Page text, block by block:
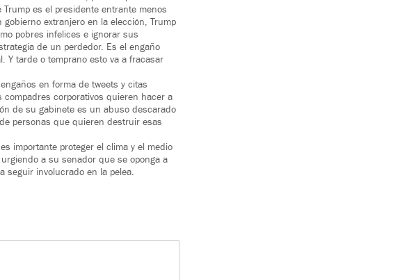
es el presidente entrante menos
extranjero en la elección, Trump
pobres infelices e ignorar sus
de un perdedor. Es el engaño
Y tarde o temprano esto va a fracasar
en forma de tweets y citas
corporativos quieren hacer a
de su gabinete es un abuso descarado
personas que quieren destruir esas
importante proteger el clima y el medio
a su senador que se oponga a
seguir involucrado en la pelea.